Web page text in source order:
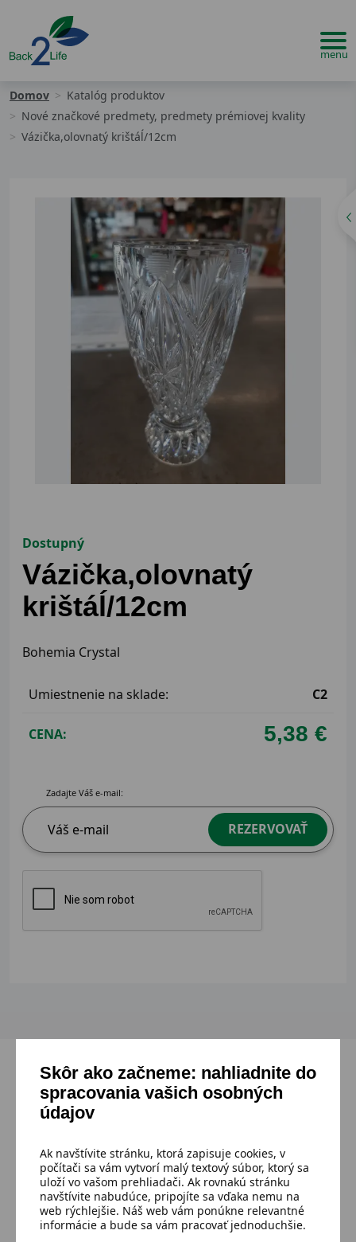
Domov
Katalóg produktov
Nové značkové predmety, predmety prémiovej kvality
Vázička,olovnatý krištáĺ/12cm
Dostupný
Vázička,olovnatý
krištáĺ/12cm
Bohemia Crystal
Umiestnenie na sklade: C2
CENA: 5,38 €
Zadajte Váš e-mail:
REZERVOVAŤ
Mohlo by sa ti páčiť
Prejsť do katalógu
Skôr ako začneme: nahliadnite do
spracovania vašich osobných
údajov
Ak navštívite stránku, ktorá zapisuje cookies, v
počítači sa vám vytvorí malý textový súbor, ktorý sa
uloží vo vašom prehliadači. Ak rovnakú stránku
navštívite nabudúce, pripojíte sa vďaka nemu na
web rýchlejšie. Náš web vám ponúkne relevantné
informácie a bude sa vám pracovať jednoduchšie.